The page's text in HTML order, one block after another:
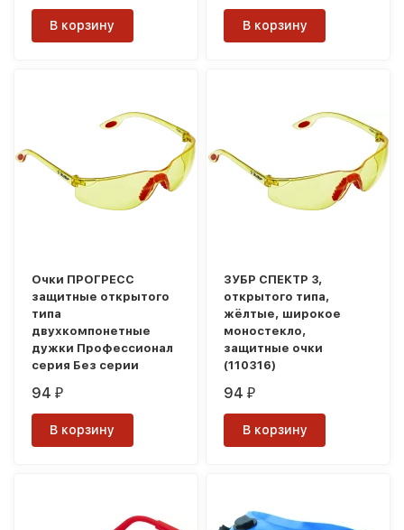
В корзину В корзину
Очки ПРОГРЕСС
защитные открытого
типа
двухкомпонетные
дужки Профессионал
серия Без серии
94₽
В корзину
ЗУБР СПЕКТР 3,
открытого типа,
жёлтые, широкое
моностекло,
защитные очки
(110316)
94₽
В корзину